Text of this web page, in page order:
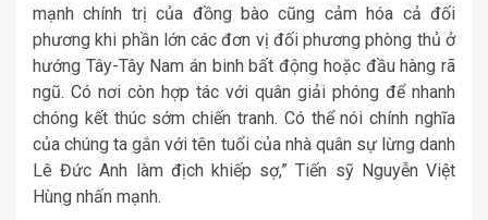
mạnh chính trị của đồng bào cũng cảm hóa cả đối
phương khi phần lớn các đơn vị đối phương phòng thủ ở
hướng Tây-Tây Nam án binh bất động hoặc đầu hàng rã
ngũ. Có nơi còn hợp tác với quân giải phóng để nhanh
chóng kết thúc sớm chiến tranh. Có thể nói chính nghĩa
của chúng ta gắn với tên tuổi của nhà quân sự lừng danh
Lê Đức Anh làm địch khiếp sợ,” Tiến sỹ Nguyễn Việt
Hùng nhấn mạnh.